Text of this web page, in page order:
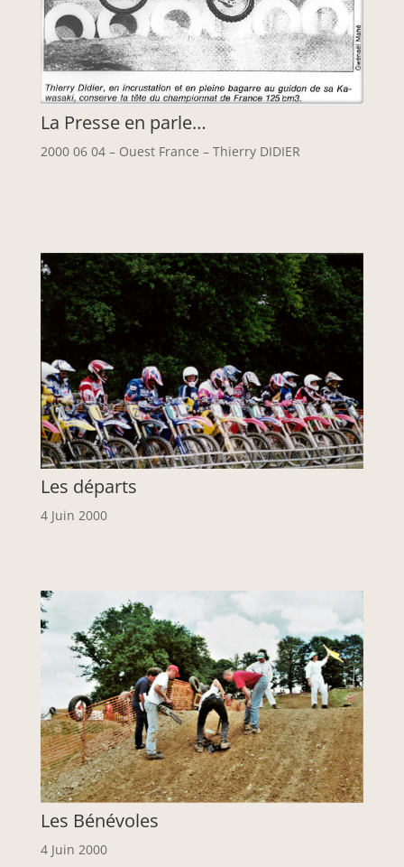
La Presse en parle…
2000 06 04 – Ouest France – Thierry DIDIER
Les départs
4 Juin 2000
Les Bénévoles
4 Juin 2000